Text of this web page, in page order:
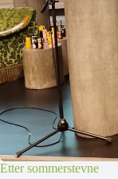
Etter sommerstevne